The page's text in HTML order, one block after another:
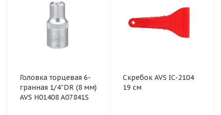
Головка торцевая 6-
гранная 1/4''DR (8 мм)
AVS H01408 A07841S
Скребок AVS IC-2104
19 см